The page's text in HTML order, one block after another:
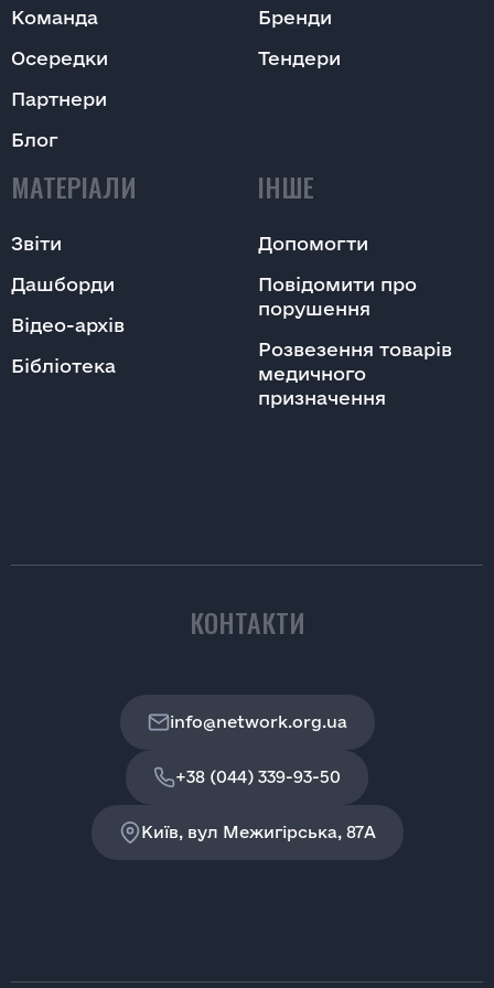
Надіслати
Надіслати
Команда
Осередки
Партнери
Блог
Бренди
Тендери
МАТЕРІАЛИ
Звіти
Дашборди
Відео-архів
Бібліотека
ІНШЕ
Допомогти
Повідомити про
порушення
Розвезення товарів
медичного
призначення
КОНТАКТИ
info@network.org.ua
+38 (044) 339-93-50
Київ, вул Межигірська, 87A